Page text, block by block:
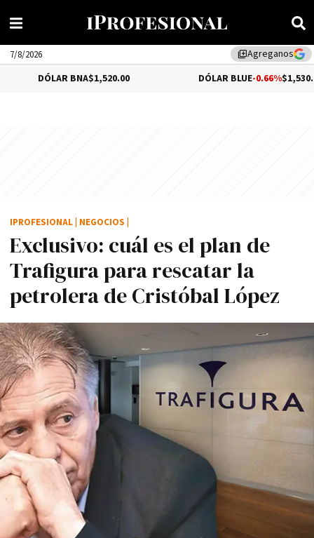
library_addAgreganos
7/8/2026
$1,520.00 DÓLAR BLUE-0.66% $1,530.00
Exclusivo: cuál es el plan de
Trafigura para rescatar la
petrolera de Cristóbal López
IPROFESIONAL NEGOCIOS